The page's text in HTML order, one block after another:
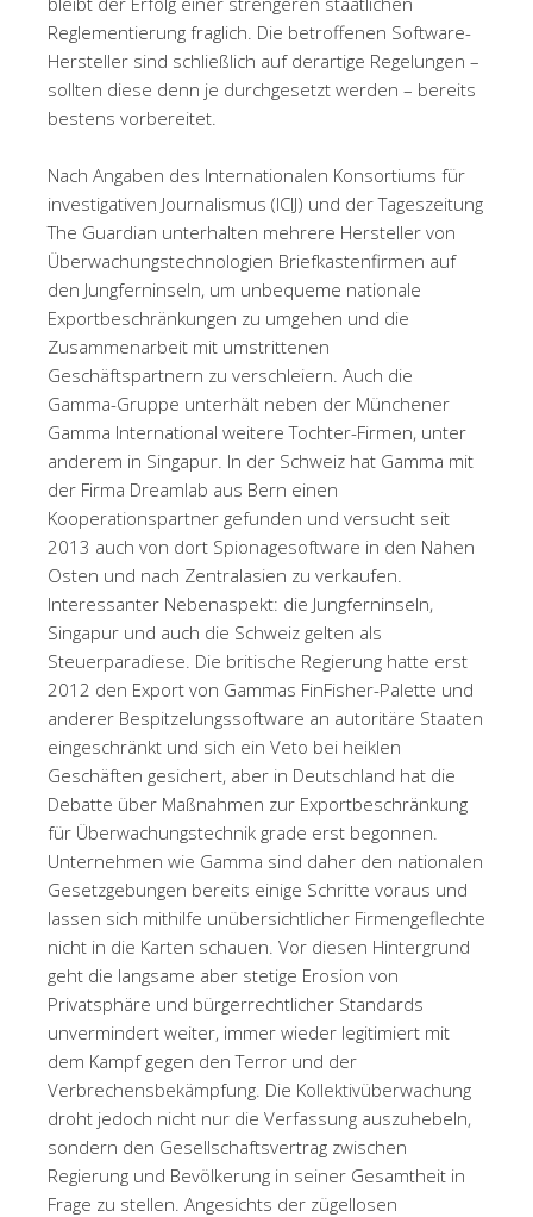
Reglementierung fraglich. Die betroffenen Software-
Hersteller sind schließlich auf derartige Regelungen –
sollten diese denn je durchgesetzt werden – bereits
bestens vorbereitet.
Nach Angaben des Internationalen Konsortiums für
investigativen Journalismus (ICIJ) und der Tageszeitung
The Guardian unterhalten mehrere Hersteller von
Überwachungstechnologien Briefkastenfirmen auf
den Jungferninseln, um unbequeme nationale
Exportbeschränkungen zu umgehen und die
Zusammenarbeit mit umstrittenen
Geschäftspartnern zu verschleiern. Auch die
Gamma-Gruppe unterhält neben der Münchener
Gamma International weitere Tochter-Firmen, unter
anderem in Singapur. In der Schweiz hat Gamma mit
der Firma Dreamlab aus Bern einen
Kooperationspartner gefunden und versucht seit
2013 auch von dort Spionagesoftware in den Nahen
Osten und nach Zentralasien zu verkaufen.
Interessanter Nebenaspekt: die Jungferninseln,
Singapur und auch die Schweiz gelten als
Steuerparadiese. Die britische Regierung hatte erst
2012 den Export von Gammas FinFisher-Palette und
anderer Bespitzelungssoftware an autoritäre Staaten
eingeschränkt und sich ein Veto bei heiklen
Geschäften gesichert, aber in Deutschland hat die
Debatte über Maßnahmen zur Exportbeschränkung
für Überwachungstechnik grade erst begonnen.
Unternehmen wie Gamma sind daher den nationalen
Gesetzgebungen bereits einige Schritte voraus und
lassen sich mithilfe unübersichtlicher Firmengeflechte
nicht in die Karten schauen. Vor diesen Hintergrund
geht die langsame aber stetige Erosion von
Privatsphäre und bürgerrechtlicher Standards
unvermindert weiter, immer wieder legitimiert mit
dem Kampf gegen den Terror und der
Verbrechensbekämpfung. Die Kollektivüberwachung
droht jedoch nicht nur die Verfassung auszuhebeln,
sondern den Gesellschaftsvertrag zwischen
Regierung und Bevölkerung in seiner Gesamtheit in
Frage zu stellen. Angesichts der zügellosen